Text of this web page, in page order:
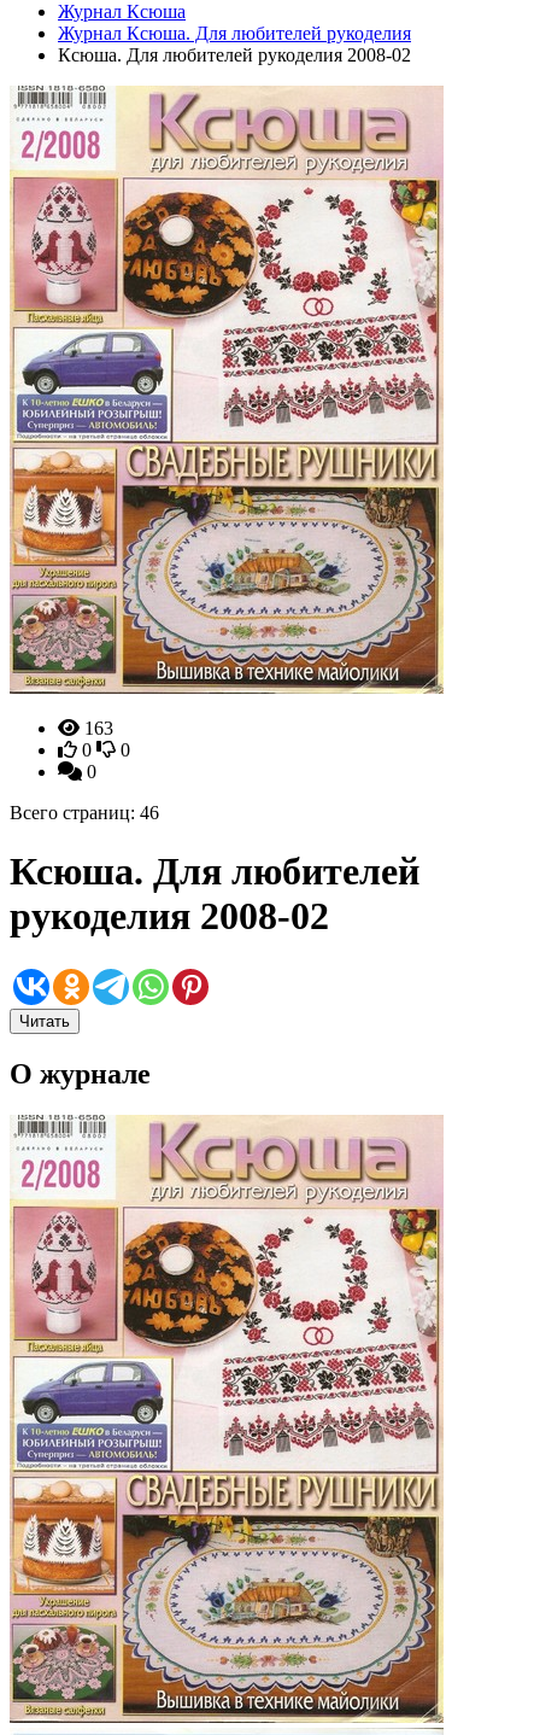
Журнал Ксюша
Журнал Ксюша. Для любителей рукоделия
Ксюша. Для любителей рукоделия 2008-02
163
0
0
0
Всего страниц: 46
Ксюша. Для любителей
рукоделия 2008-02
Читать
О журнале